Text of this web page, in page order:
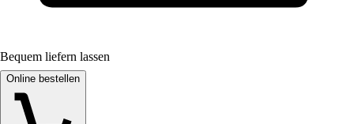
Bequem liefern lassen
Online bestellen